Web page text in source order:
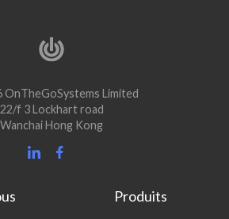
OnTheGoSystems Limited
22/f 3 Lockhart road
Wanchai Hong Kong
Produits